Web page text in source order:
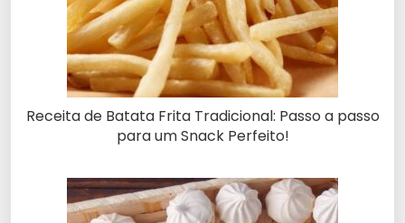
Receita de Batata Frita Tradicional: Passo a passo
para um Snack Perfeito!